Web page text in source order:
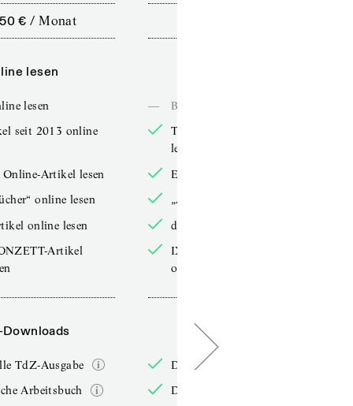
€ /Monat
lesen
lesen
seit 2013 online
Artikel lesen
online lesen
online lesen
Artikel
Downloads
TdZ-Ausgabe
Arbeitsbuch
—
Bücher online lesen
TdZ-Artikel seit 2013 online
lesen
Exklusive Online-Artikel lesen
„Arbeitsbücher“ online lesen
double-Artikel online lesen
IXYPSILONZETT-Artikel
online lesen
PDF-Downloads
Die aktuelle TdZ-Ausgabe
Das jährliche Arbeitsbuch